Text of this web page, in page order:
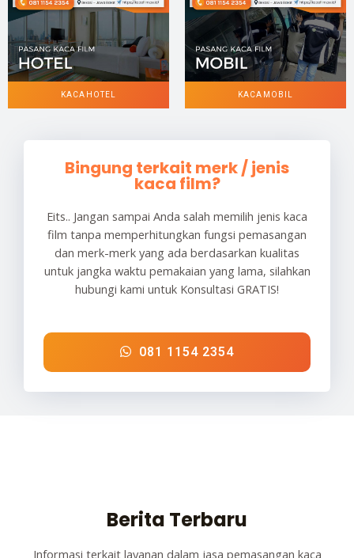
KACA HOTEL KACA MOBIL
Bingung terkait merk / jenis
kaca film?
Eits.. Jangan sampai Anda salah memilih jenis kaca
film tanpa memperhitungkan fungsi pemasangan
dan merk-merk yang ada berdasarkan kualitas
untuk jangka waktu pemakaian yang lama, silahkan
hubungi kami untuk Konsultasi GRATIS!
081 1154 2354
Berita Terbaru
Informasi terkait layanan dalam jasa pemasangan kaca